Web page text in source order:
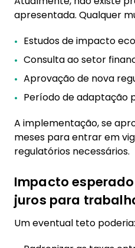
apresentada. Qualquer
Estudos de impacto
Consulta ao setor
Aprovação de nova
Período de adaptação
A implementação, se
meses para entrar em
regulatórios necessários.
Impacto
juros para
Um eventual teto poderia: